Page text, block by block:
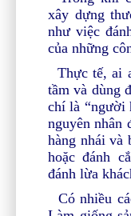
xây dựng
như việc
của những
Thực tế, ai
tầm và dùng
chí là “người
nguyên nhân
hàng nhái và
hoặc đánh
đánh lừa
Có nhiều